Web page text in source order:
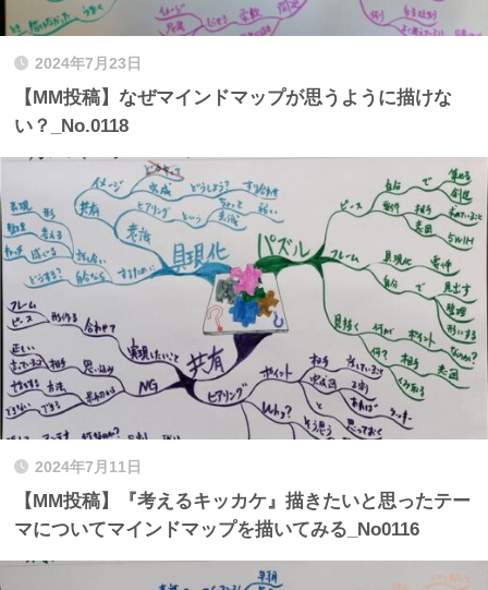
2024年7月23日
【MM投稿】なぜマインドマップが思うように描けな
い？_No.0118
2024年7月11日
【MM投稿】『考えるキッカケ』描きたいと思ったテー
マについてマインドマップを描いてみる_No0116